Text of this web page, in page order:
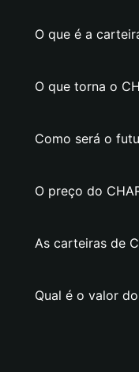
O que é a
O que torna o
Como será o
O preço do
As carteiras de
Qual é o valor